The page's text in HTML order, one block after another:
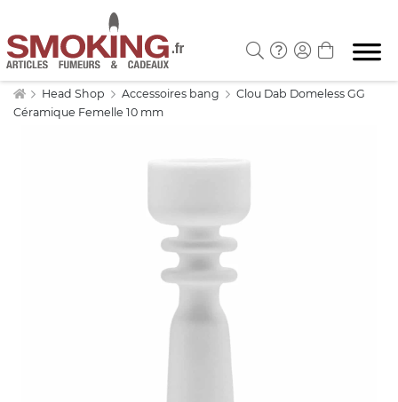
Head Shop Accessoires bang
Clou Dab Domeless GG
Céramique Femelle 10 mm